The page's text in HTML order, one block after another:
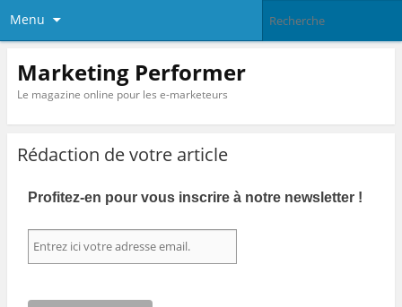
Menu
Marketing Performer
Le magazine online pour les e-marketeurs
Rédaction de votre article
Profitez-en pour vous inscrire à notre newsletter !